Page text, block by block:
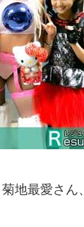
地最愛さ